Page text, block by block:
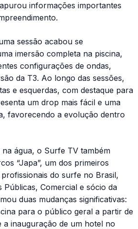
informações importantes
sessão acabou se
imersão completa na piscina,
configurações de ondas,
da T3. Ao longo das sessões,
e esquerdas, com destaque para
um drop mais fácil e uma
favorecendo a evolução dentro
água, o Surfe TV também
“Japa”, um dos primeiros
do surfe no Brasil,
Públicas, Comercial e sócio da
duas mudanças significativas:
para o público geral a partir de
a inauguração de um hotel no